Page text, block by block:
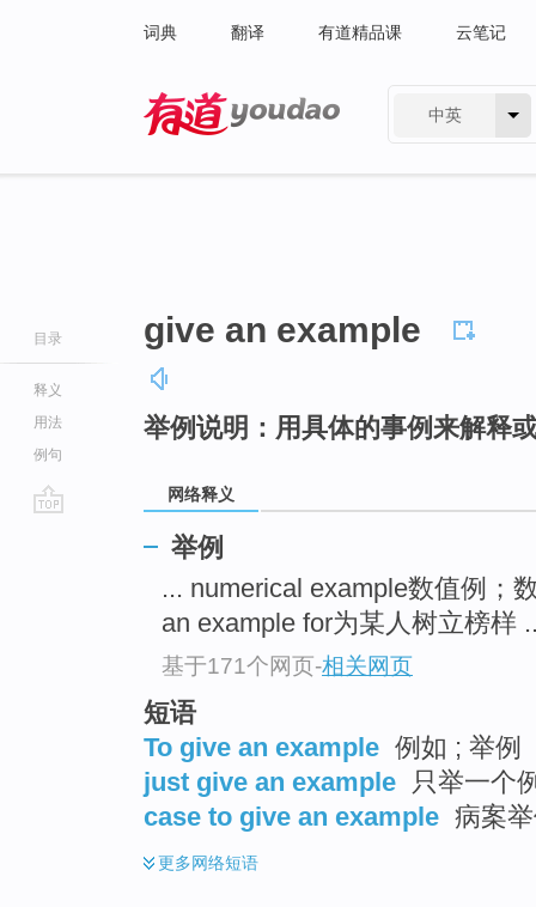
词典 翻译 有道精品课 云笔记
中英
目录
释义
用法
例句
give an example
举例说明：用具体的事例来解释
网络释义
举例
... numerical example数值例；
an example for为某人树立榜样
基于171个网页-相关网页
短语
To give an example 例如 ; 举例
just give an example
只举一个
case to give an example 病案
更多网络短语